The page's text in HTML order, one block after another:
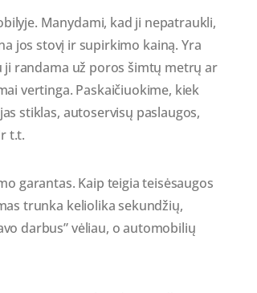
Manydami, kad ji nepatraukli,
jos stovį ir supirkimo kainą. Yra
ji randama už poros šimtų metrų ar
vertinga. Paskaičiuokime, kiek
stiklas, autoservisų paslaugos,
t.t.
garantas. Kaip teigia teisėsaugos
trunka keliolika sekundžių,
darbus” vėliau, o automobilių